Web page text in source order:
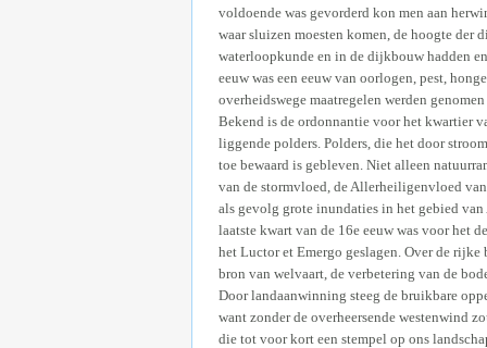
voldoende was gevorderd kon men aan
waar sluizen moesten komen, de hoogte der
waterloopkunde en in de dijkbouw hadden
eeuw was een eeuw van oorlogen, pest,
overheidswege maatregelen werden
Bekend is de ordonnantie voor het kwartier
liggende polders. Polders, die het door
toe bewaard is gebleven. Niet alleen
van de stormvloed, de Allerheiligenvloed
als gevolg grote inundaties in het gebied van
laatste kwart van de 16e eeuw was voor het
het Luctor et Emergo geslagen. Over de
bron van welvaart, de verbetering van de
Door landaanwinning steeg de bruikbare
want zonder de overheersende westenwind
die tot voor kort een stempel op ons